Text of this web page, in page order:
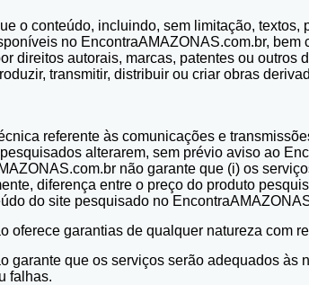
o conteúdo, incluindo, sem limitação,
no EncontraAMAZONAS.com.br,
direitos autorais, marcas, patentes ou
transmitir, distribuir ou criar obras
referente às comunicações e
alterarem, sem prévio aviso ao
não garante que (i) os
diferença entre o preço do produto
do site pesquisado no
oferece garantias de qualquer natureza com
garante que os serviços serão adequados
falhas.